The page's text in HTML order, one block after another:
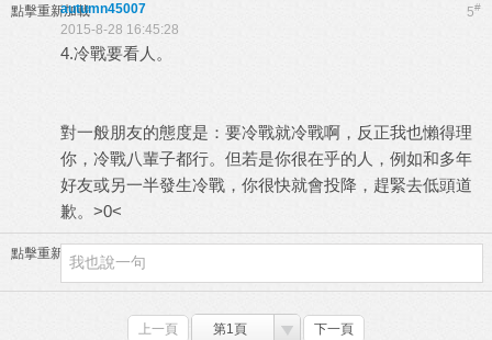
點擊重新加載 5#
autumn45007
2015-8-28 16:45:28
4.冷戰要看人。
對一般朋友的態度是：要冷戰就冷戰啊，反正我也懶得理
你，冷戰八輩子都行。但若是你很在乎的人，例如和多年
好友或另一半發生冷戰，你很快就會投降，趕緊去低頭道
歉。>0<
點擊重新加載
上一頁 第1頁 下一頁